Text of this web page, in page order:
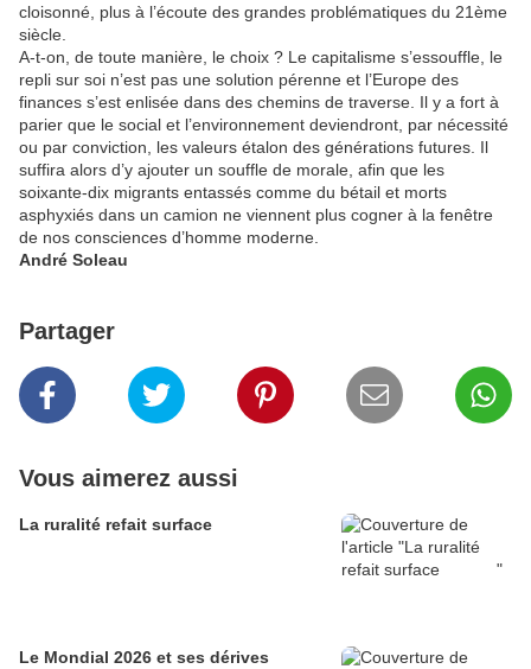
cloisonné, plus à l’écoute des grandes problématiques du 21ème
siècle.
A-t-on, de toute manière, le choix ? Le capitalisme s’essouffle, le
repli sur soi n’est pas une solution pérenne et l’Europe des
finances s’est enlisée dans des chemins de traverse. Il y a fort à
parier que le social et l’environnement deviendront, par nécessité
ou par conviction, les valeurs étalon des générations futures. Il
suffira alors d’y ajouter un souffle de morale, afin que les
soixante-dix migrants entassés comme du bétail et morts
asphyxiés dans un camion ne viennent plus cogner à la fenêtre
de nos consciences d’homme moderne.
André Soleau
Partager
Vous aimerez aussi
Le Mondial 2026 et ses dérives